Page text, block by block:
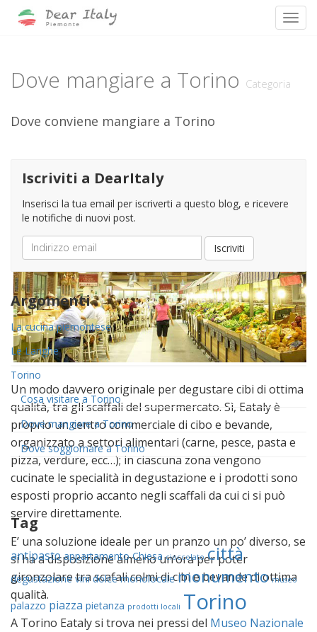
contentDove mangiare a Torino Categoria
Dove conviene mangiare a Torino
Eataly: pranzare al
supermercato
On31 agosto 2014 Filed under
No Comments
Un modo davvero originale per degustare cibi di ottima
qualità, tra gli scaffali del supermercato. Sì, Eataly è
proprio un centro commerciale di cibo e bevande,
organizzato a settori alimentari (carne, pesce, pasta e
pizza, verdure, ecc…); in ciascuna zona vengono
cucinate le specialità in degustazione e i prodotti sono
esposti proprio accanto negli scaffali da cui ci si può
servire direttamente.
E’ una soluzione ideale per un pranzo un po’ diverso, se
si ha a disposizione almeno un’ora per poter
gironzolare tra scafali colmi di cibi e bevande di ottima
qualità.
A Torino Eataly si trova nei pressi del Museo Nazionale
Iscriviti a DearItaly
Inserisci la tua email per iscriverti a questo blog, e ricevere
le notifiche di nuovi post.
Indirizzo
email
Iscriviti
Argomenti
La cucina piemontese
Le Langhe
Torino
Cosa visitare a Torino
Dove mangiare a Torino
Dove soggiornare a Torino
Tag
antipasto appartamento Chiesa cioccolato città
degustazione vini dolce monolocale monumento museo
palazzo piazza pietanza prodotti locali Torino